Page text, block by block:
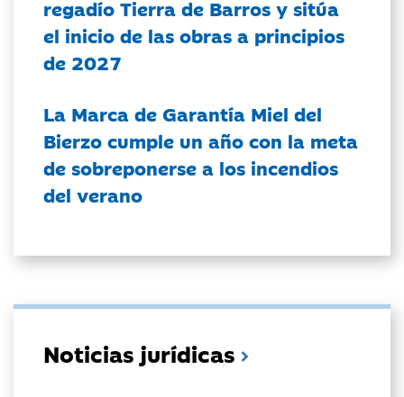
regadío Tierra de Barros y sitúa
el inicio de las obras a principios
de 2027
La Marca de Garantía Miel del
Bierzo cumple un año con la meta
de sobreponerse a los incendios
del verano
Noticias jurídicas